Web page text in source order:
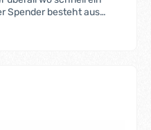
Spender besteht aus